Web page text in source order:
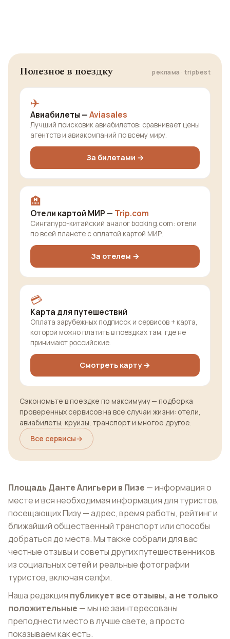
Полезное в поездку реклама · tripbest
✈️
Авиабилеты —Aviasales
Лучший поисковик авиабилетов: сравнивает цены
агентств и авиакомпаний по всему миру.
За билетами →
🏨
Отели картой МИР — Trip.com
Сингапуро-китайский аналог booking.com: отели
по всей планете с оплатой картой МИР.
За отелем →
💳
Карта для путешествий
Оплата зарубежных подписок и сервисов + карта,
которой можно платить в поездках там, где не
принимают российские.
Смотреть карту →
Сэкономьте в поездке по максимуму — подборка
проверенных сервисов на все случаи жизни: отели,
авиабилеты, круизы, транспорт и многое другое.
Все сервисы→
Площадь Данте Алигьери в Пизе — информация о
месте и вся необходимая информация для туристов,
посещающих Пизу — адрес, время работы, рейтинг и
ближайший общественный транспорт или способы
добраться до места. Мы также собрали для вас
честные отзывы и советы других путешественников
из социальных сетей и реальные фотографии
туристов, включая селфи.
Наша редакция публикует все отзывы, а не только
положительные — мы не заинтересованы
преподнести место в лучше свете, а просто
показываем как есть.